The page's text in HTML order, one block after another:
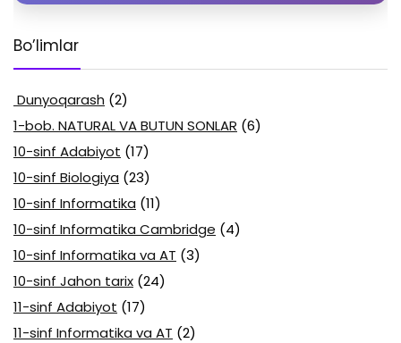
Bo’limlar
Dunyoqarash (2)
1-bob. NATURAL VA BUTUN SONLAR (6)
10-sinf Adabiyot (17)
10-sinf Biologiya (23)
10-sinf Informatika (11)
10-sinf Informatika Cambridge (4)
10-sinf Informatika va AT (3)
10-sinf Jahon tarix (24)
11-sinf Adabiyot (17)
11-sinf Informatika va AT (2)